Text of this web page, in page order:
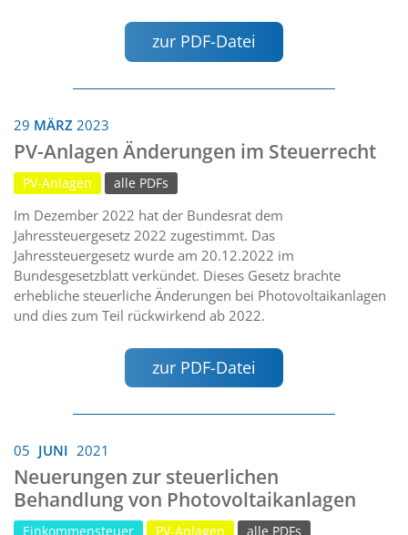
zur PDF-Datei
29 MÄRZ 2023
PV-Anlagen Änderungen im Steuerrecht
PV-Anlagen alle PDFs
Im Dezember 2022 hat der Bundesrat dem
Jahressteuergesetz 2022 zugestimmt. Das
Jahressteuergesetz wurde am 20.12.2022 im
Bundesgesetzblatt verkündet. Dieses Gesetz brachte
erhebliche steuerliche Änderungen bei Photovoltaikanlagen
und dies zum Teil rückwirkend ab 2022.
zur PDF-Datei
05 JUNI 2021
Neuerungen zur steuerlichen
Behandlung von Photovoltaikanlagen
Einkommensteuer PV-Anlagen alle PDFs